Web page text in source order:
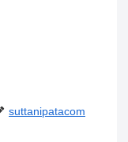
suttanipatacom